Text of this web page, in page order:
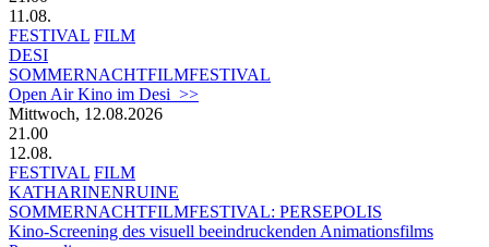
11.08.
FESTIVAL FILM
DESI
SOMMERNACHTFILMFESTIVAL
Open Air Kino im Desi >>
Mittwoch, 12.08.2026
21.00
12.08.
FESTIVAL FILM
KATHARINENRUINE
SOMMERNACHTFILMFESTIVAL: PERSEPOLIS
Kino-Screening des visuell beeindruckenden Animationsfilms